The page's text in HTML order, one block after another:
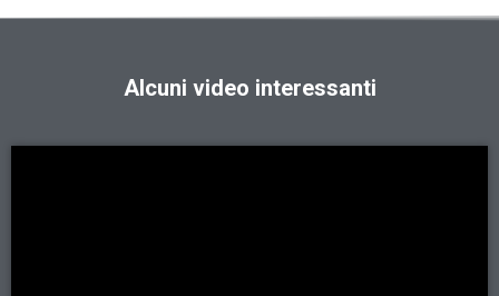
Alcuni video interessanti